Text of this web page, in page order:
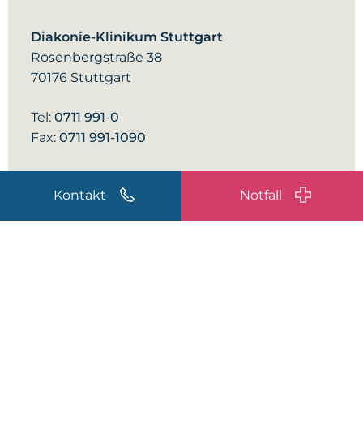
Kontakt Notfall
Diakonie-Klinikum Stuttgart
Rosenbergstraße 38
70176 Stuttgart
Tel: 0711 991-0
Fax: 0711 991-1090
Zum Kontaktformular